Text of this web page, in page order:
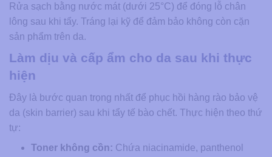
Rửa sạch bằng nước mát (dưới 25°C) để đóng lỗ chân
lông sau khi tẩy. Tráng lại kỹ để đảm bảo không còn cặn
sản phẩm trên da.
Làm dịu và cấp ẩm cho da sau khi thực
hiện
Đây là bước quan trọng nhất để phục hồi hàng rào bảo vệ
da (skin barrier) sau khi tẩy tế bào chết. Thực hiện theo thứ
tự:
Toner không cồn: Chứa niacinamide, panthenol